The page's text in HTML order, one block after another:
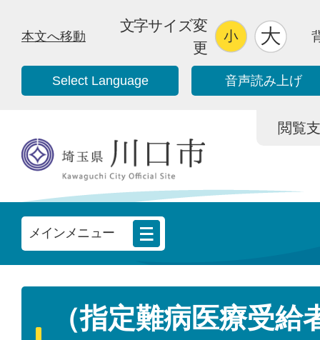
本文へ移動
文字サイズ変
更
Select Language 音声読み上げ
閲覧
メインメニュー
（指定難病医療受給